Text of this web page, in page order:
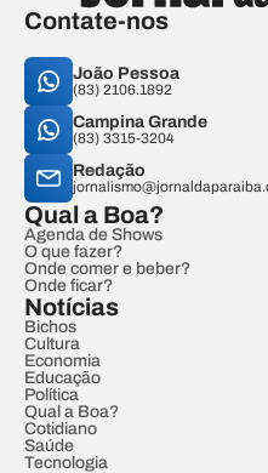
Contate-nos
João Pessoa
(83) 2106.1892
Campina Grande
(83) 3315-3204
Redação
Qual a Boa?
Agenda de Shows
O que fazer?
Onde comer e beber?
Onde ficar?
Notícias
Bichos
Cultura
Economia
Educação
Política
Qual a Boa?
Cotidiano
Saúde
Tecnologia